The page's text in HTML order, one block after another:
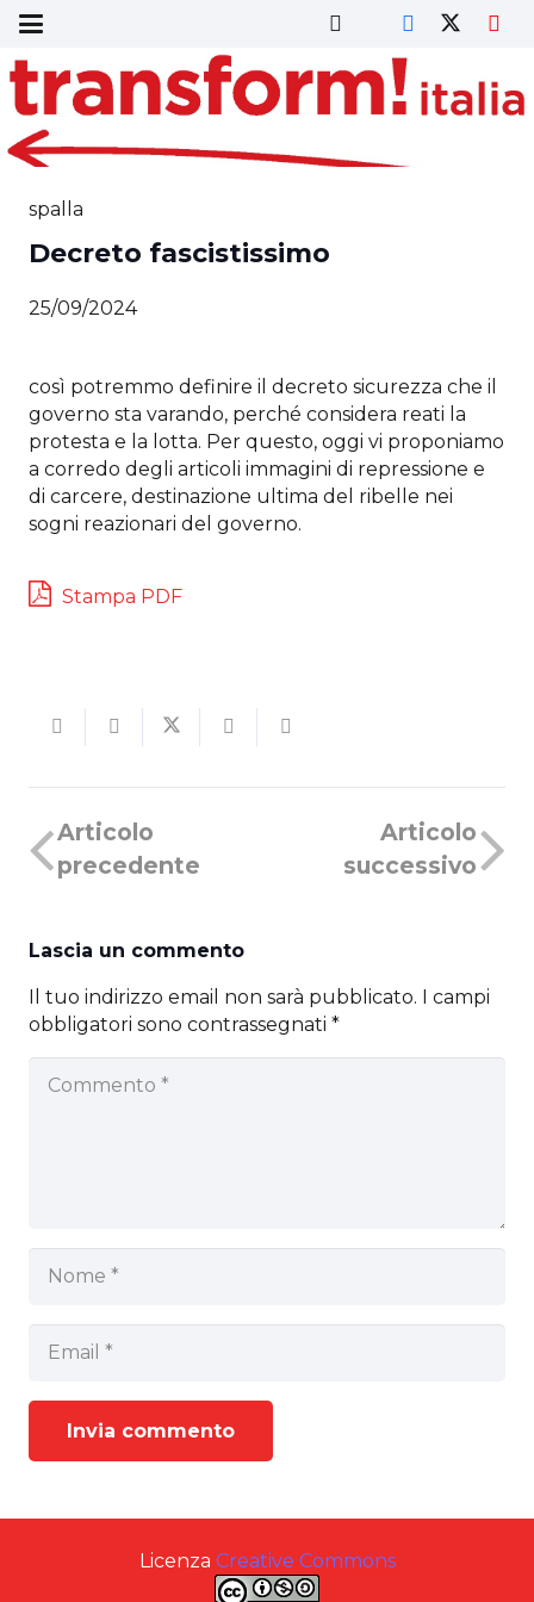
spalla
Decreto fascistissimo
25/09/2024
così potremmo definire il decreto sicurezza che il
governo sta varando, perché considera reati la
protesta e la lotta. Per questo, oggi vi proponiamo
a corredo degli articoli immagini di repressione e
di carcere, destinazione ultima del ribelle nei
sogni reazionari del governo.
Stampa PDF
Articolo
precedente
Articolo
successivo
Lascia un commento
Il tuo indirizzo email non sarà pubblicato. I campi
obbligatori sono contrassegnati *
Invia commento
Licenza Creative Commons